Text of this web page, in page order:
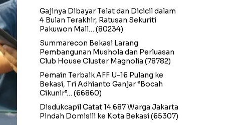
Gajinya Dibayar Telat dan Dicicil dalam
4 Bulan Terakhir, Ratusan Sekuriti
Pakuwon Mall… (80234)
Summarecon Bekasi Larang
Pembangunan Mushola dan Perluasan
Club House Cluster Magnolia (78782)
Pemain Terbaik AFF U-16 Pulang ke
Bekasi, Tri Adhianto Ganjar “Bocah
Cikunir”… (66860)
Disdukcapil Catat 14.687 Warga Jakarta
Pindah Domisili ke Kota Bekasi(65307)